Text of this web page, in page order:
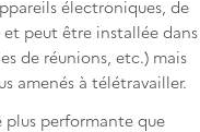
électroniques, de
et peut être installée dans
de réunions, etc.) mais
amenés à télétravailler.
plus performante que